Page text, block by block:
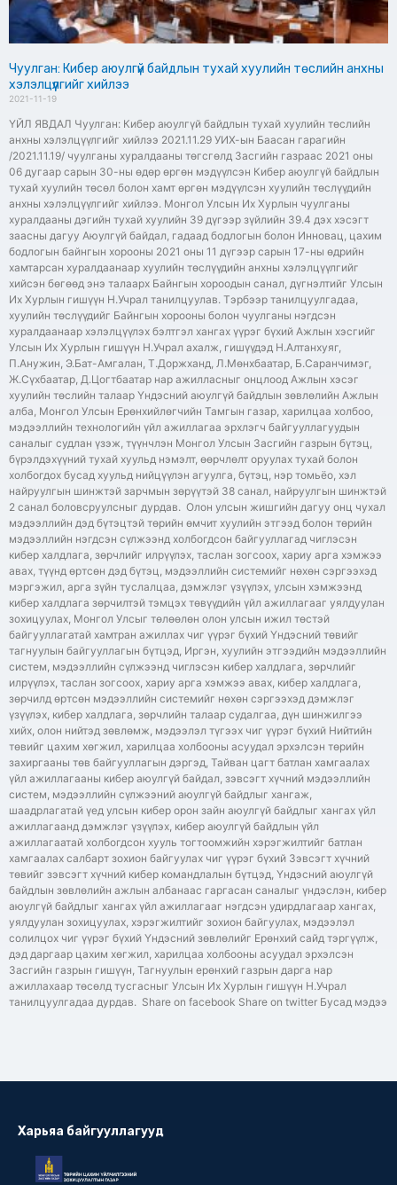
Чуулган: Кибер аюулгүй байдлын тухай хуулийн төслийн анхны
хэлэлцүүлгийг хийлээ
2021-11-19
ҮЙЛ ЯВДАЛ Чуулган: Кибер аюулгүй байдлын тухай хуулийн төслийн
анхны хэлэлцүүлгийг хийлээ 2021.11.29 УИХ-ын Баасан гарагийн
/2021.11.19/ чуулганы хуралдааны төгсгөлд Засгийн газраас 2021 оны
06 дугаар сарын 30-ны өдөр өргөн мэдүүлсэн Кибер аюулгүй байдлын
тухай хуулийн төсөл болон хамт өргөн мэдүүлсэн хуулийн төслүүдийн
анхны хэлэлцүүлгийг хийлээ. Монгол Улсын Их Хурлын чуулганы
хуралдааны дэгийн тухай хуулийн 39 дүгээр зүйлийн 39.4 дэх хэсэгт
заасны дагуу Аюулгүй байдал, гадаад бодлогын болон Инновац, цахим
бодлогын байнгын хорооны 2021 оны 11 дүгээр сарын 17-ны өдрийн
хамтарсан хуралдаанаар хуулийн төслүүдийн анхны хэлэлцүүлгийг
хийсэн бөгөөд энэ талаарх Байнгын хороодын санал, дүгнэлтийг Улсын
Их Хурлын гишүүн Н.Учрал танилцуулав. Тэрбээр танилцуулгадаа,
хуулийн төслүүдийг Байнгын хорооны болон чуулганы нэгдсэн
хуралдаанаар хэлэлцүүлэх бэлтгэл хангах үүрэг бүхий Ажлын хэсгийг
Улсын Их Хурлын гишүүн Н.Учрал ахалж, гишүүдэд Н.Алтанхуяг,
П.Анужин, Э.Бат-Амгалан, Т.Доржханд, Л.Мөнхбаатар, Б.Саранчимэг,
Ж.Сүхбаатар, Д.Цогтбаатар нар ажилласныг онцлоод Ажлын хэсэг
хуулийн төслийн талаар Үндэсний аюулгүй байдлын зөвлөлийн Ажлын
алба, Монгол Улсын Ерөнхийлөгчийн Тамгын газар, харилцаа холбоо,
мэдээллийн технологийн үйл ажиллагаа эрхлэгч байгууллагуудын
саналыг судлан үзэж, түүнчлэн Монгол Улсын Засгийн газрын бүтэц,
бүрэлдэхүүний тухай хуульд нэмэлт, өөрчлөлт оруулах тухай болон
холбогдох бусад хуульд нийцүүлэн агуулга, бүтэц, нэр томьёо, хэл
найруулгын шинжтэй зарчмын зөрүүтэй 38 санал, найруулгын шинжтэй
2 санал боловсруулсныг дурдав. Олон улсын жишгийн дагуу онц чухал
мэдээллийн дэд бүтэцтэй төрийн өмчит хуулийн этгээд болон төрийн
мэдээллийн нэгдсэн сүлжээнд холбогдсон байгууллагад чиглэсэн
кибер халдлага, зөрчлийг илрүүлэх, таслан зогсоох, хариу арга хэмжээ
авах, түүнд өртсөн дэд бүтэц, мэдээллийн системийг нөхөн сэргээхэд
мэргэжил, арга зүйн туслалцаа, дэмжлэг үзүүлэх, улсын хэмжээнд
кибер халдлага зөрчилтэй тэмцэх төвүүдийн үйл ажиллагааг уялдуулан
зохицуулах, Монгол Улсыг төлөөлөн олон улсын ижил төстэй
байгууллагатай хамтран ажиллах чиг үүрэг бүхий Үндэсний төвийг
тагнуулын байгууллагын бүтцэд, Иргэн, хуулийн этгээдийн мэдээллийн
систем, мэдээллийн сүлжээнд чиглэсэн кибер халдлага, зөрчлийг
илрүүлэх, таслан зогсоох, хариу арга хэмжээ авах, кибер халдлага,
зөрчилд өртсөн мэдээллийн системийг нөхөн сэргээхэд дэмжлэг
үзүүлэх, кибер халдлага, зөрчлийн талаар судалгаа, дүн шинжилгээ
хийх, олон нийтэд зөвлөмж, мэдээлэл түгээх чиг үүрэг бүхий Нийтийн
төвийг цахим хөгжил, харилцаа холбооны асуудал эрхэлсэн төрийн
захиргааны төв байгууллагын дэргэд, Тайван цагт батлан хамгаалах
үйл ажиллагааны кибер аюулгүй байдал, зэвсэгт хүчний мэдээллийн
систем, мэдээллийн сүлжээний аюулгүй байдлыг хангаж,
шаадрлагатай үед улсын кибер орон зайн аюулгүй байдлыг хангах үйл
ажиллагаанд дэмжлэг үзүүлэх, кибер аюулгүй байдлын үйл
ажиллагаатай холбогдсон хууль тогтоомжийн хэрэгжилтийг батлан
хамгаалах салбарт зохион байгуулах чиг үүрэг бүхий Зэвсэгт хүчний
төвийг зэвсэгт хүчний кибер командлалын бүтцэд, Үндэсний аюулгүй
байдлын зөвлөлийн ажлын албанаас гаргасан саналыг үндэслэн, кибер
аюулгүй байдлыг хангах үйл ажиллагааг нэгдсэн удирдлагаар хангах,
уялдуулан зохицуулах, хэрэгжилтийг зохион байгуулах, мэдээлэл
солилцох чиг үүрэг бүхий Үндэсний зөвлөлийг Ерөнхий сайд тэргүүлж,
дэд даргаар цахим хөгжил, харилцаа холбооны асуудал эрхэлсэн
Засгийн газрын гишүүн, Тагнуулын ерөнхий газрын дарга нар
ажиллахаар төсөлд тусгасныг Улсын Их Хурлын гишүүн Н.Учрал
танилцуулгадаа дурдав. Share on facebook Share on twitter Бусад мэдээ
Харьяа байгууллагууд